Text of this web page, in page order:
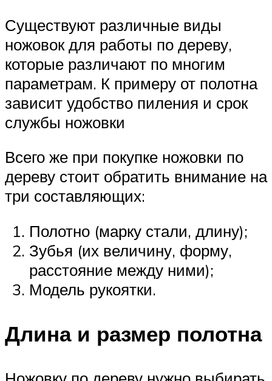
Существуют различные виды
ножовок для работы по дереву,
которые различают по многим
параметрам. К примеру от полотна
зависит удобство пиления и срок
службы ножовки
Всего же при покупке ножовки по
дереву стоит обратить внимание на
три составляющих:
Полотно (марку стали, длину);
Зубья (их величину, форму,
расстояние между ними);
Модель рукоятки.
Длина и размер полотна